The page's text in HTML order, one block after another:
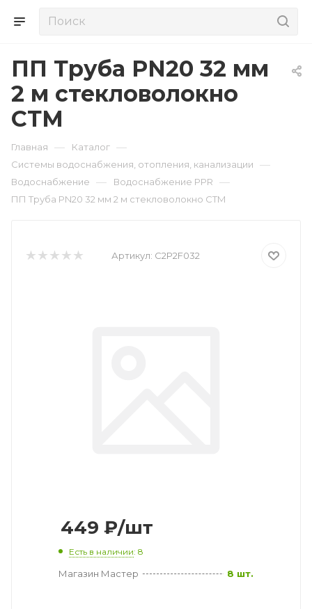
ПП Труба PN20 32 мм
2 м стекловолокно
СТМ
Главная — Каталог —
Системы водоснабжения, отопления, канализации —
Водоснабжение — Водоснабжение PPR —
ПП Труба PN20 32 мм 2 м стекловолокно СТМ
Артикул: C2P2F032
449 ₽/шт
Есть в наличии: 8
Магазин Мастер 8 шт.